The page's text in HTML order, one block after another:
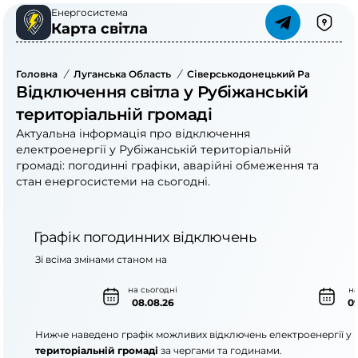
Енергосистема
Карта світла
Головна / Луганська Область / Сіверськодонецький Район
Відключення світла у Рубіжанській
територіальній громаді
Актуальна інформація про відключення
електроенергії у Рубіжанській територіальній
громаді: погодинні графіки, аварійні обмеження та
стан енергосистеми на сьогодні.
Графік погодинних відключень
на сьогодні
08.08.26
Зі всіма змінами станом на
Нижче наведено графік можливих відключень електроенергії у
територіальній громаді за чергами та годинами.